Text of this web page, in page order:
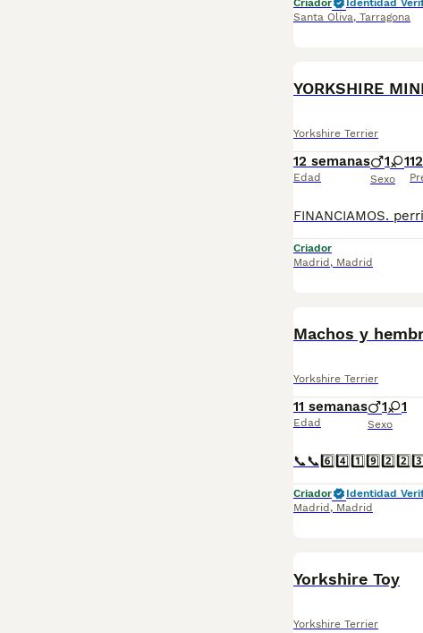
Criador
Identidad
Santa Oliva, Tarragona
YORKSHIRE
Yorkshire Terrier
12 semanas
Edad
1 1
Sexo
Criador
Madrid , Madrid
Machos y
Yorkshire Terrier
11 semanas
Edad
1 1
Sexo
Criador
Identidad
Madrid , Madrid
Yorkshire Toy
Yorkshire Terrier